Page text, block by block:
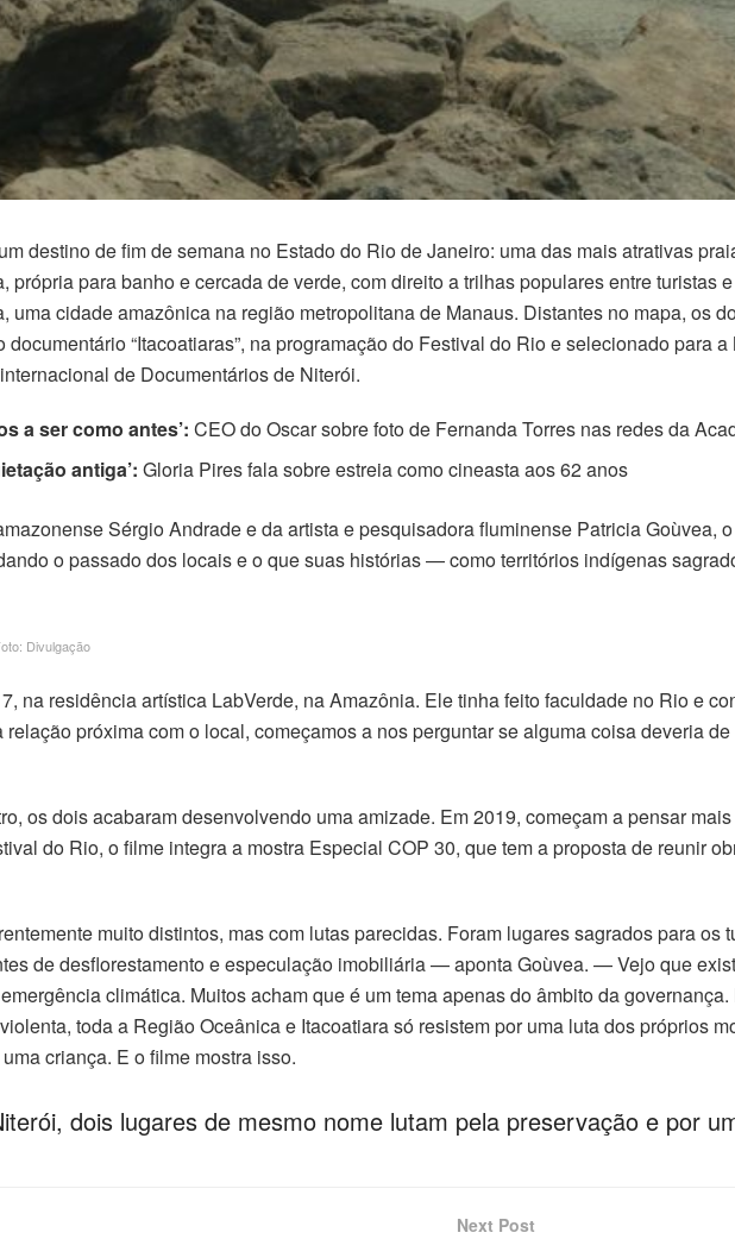
destino de fim de semana no Estado do Rio de Janeiro: uma das mais atrativas
própria para banho e cercada de verde, com direito a trilhas populares entre turistas
uma cidade amazônica na região metropolitana de Manaus. Distantes no mapa, os
documentário “Itacoatiaras”, na programação do Festival do Rio e selecionado para
de Documentários de Niterói.
a ser como antes’: CEO do Oscar sobre foto de Fernanda Torres nas redes da
antiga’: Gloria Pires fala sobre estreia como cineasta aos 62 anos
Sérgio Andrade e da artista e pesquisadora fluminense Patricia Goùvea,
o passado dos locais e o que suas histórias — como territórios indígenas
Divulgação
na residência artística LabVerde, na Amazônia. Ele tinha feito faculdade no Rio e
próxima com o local, começamos a nos perguntar se alguma coisa deveria
os dois acabaram desenvolvendo uma amizade. Em 2019, começam a pensar
do Rio, o filme integra a mostra Especial COP 30, que tem a proposta de reunir
muito distintos, mas com lutas parecidas. Foram lugares sagrados para os
de desflorestamento e especulação imobiliária — aponta Goùvea. — Vejo que
climática. Muitos acham que é um tema apenas do âmbito da
toda a Região Oceânica e Itacoatiara só resistem por uma luta dos próprios
criança. E o filme mostra isso.
dois lugares de mesmo nome lutam pela preservação e por
Next Post